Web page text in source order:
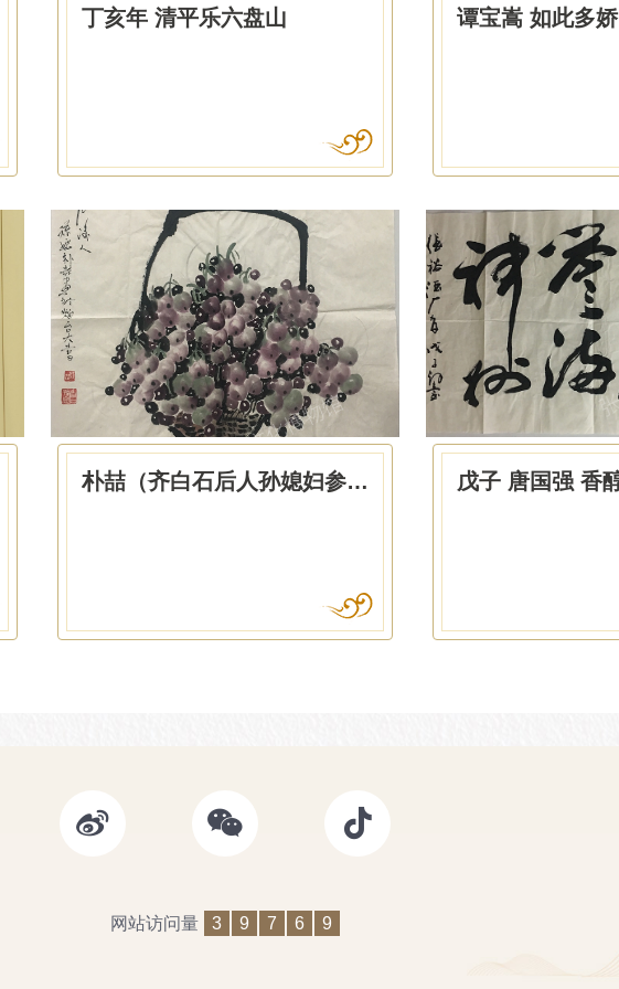
丁亥年 清平乐六盘山 谭宝嵩 如此多娇
朴喆（齐白石后人孙媳妇参观留作） 花篮葡萄
网站访问量 3 9 7 6 9